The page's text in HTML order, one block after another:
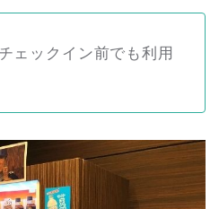
ェックイン前でも利用